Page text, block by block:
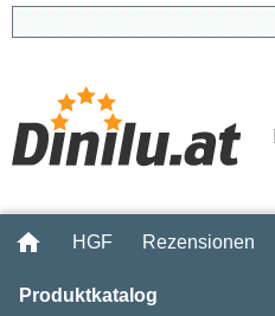
HGF Rezensionen
Produktkatalog